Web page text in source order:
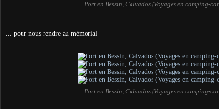
Port en Bessin, Calvados (Voyages en camping-
... pour nous rendre au mémorial
Port en Bessin, Calvados (Voyages en camping-